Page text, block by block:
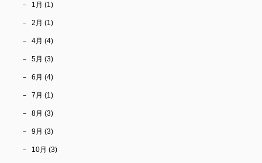
1月 (1)
2月 (1)
4月 (4)
5月 (3)
6月 (4)
7月 (1)
8月 (3)
9月 (3)
10月 (3)